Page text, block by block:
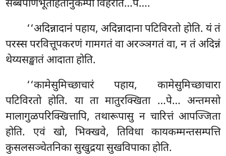
सब्बपाणभूतहितानुकम्पी विहरति…पे….
‘‘अदिन्नादानं पहाय, अदिन्नादाना पटिविरतो होति. यं तं
परस्स परवित्तूपकरणं गामगतं वा अरञ्ञगतं वा, न तं अदिन्नं
थेय्यसङ्खातं आदाता होति.
‘‘कामेसुमिच्छाचारं पहाय, कामेसुमिच्छाचारा
पटिविरतो होति. या ता मातुरक्खिता …पे… अन्तमसो
मालागुळपरिक्खित्तापि, तथारूपासु न चारित्तं आपज्जिता
होति. एवं खो, भिक्खवे, तिविधा कायकम्मन्तसम्पत्ति
कुसलसञ्चेतनिका सुखुद्रया सुखविपाका होति.